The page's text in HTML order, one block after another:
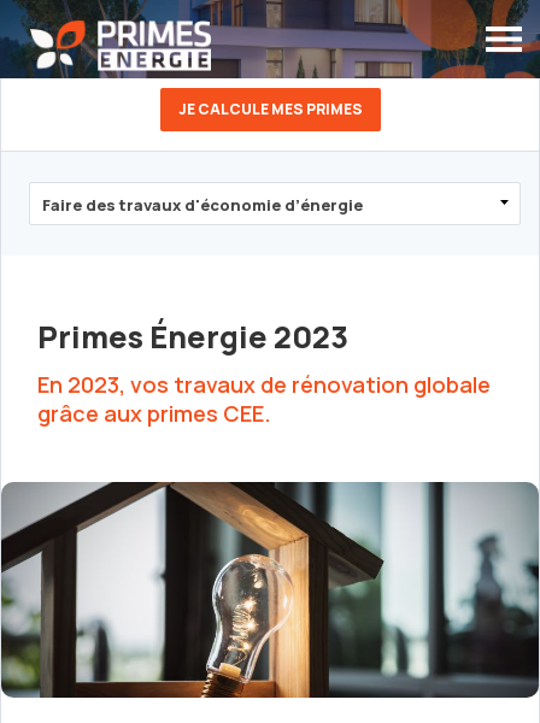
JE CALCULE MES PRIMES
Primes Énergie 2023
En 2023, vos travaux de rénovation globale
grâce aux primes CEE.